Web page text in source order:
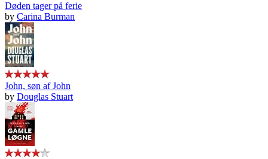
Døden tager på ferie
by Carina Burman
John, søn af John
by Douglas Stuart